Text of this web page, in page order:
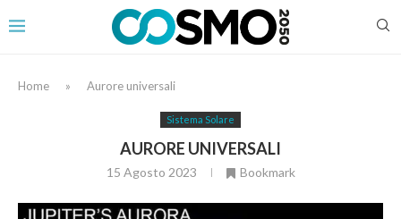
Home » Aurore universali
Sistema Solare
AURORE UNIVERSALI
15 Agosto 2023 Bookmark